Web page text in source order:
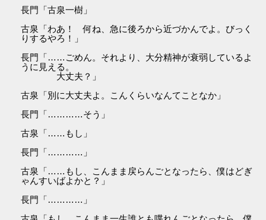
長門「古泉一樹」
古泉「わあ！ 何ね、急に後ろから近づかんでよ。びっく
りするやろ！」
長門「……ごめん。それより、大分精神が衰弱しているよ
うに見える。
大丈夫？」
古泉「別に大丈夫よ。こんくらいなんてことなか」
長門「…………そう」
古泉「……もし」
長門「…………」
古泉「……もし、こんまま戻らんごとなったら、僕はどぎ
ゃんすいばよかと？」
長門「…………」